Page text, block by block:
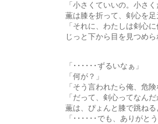
「小さくていいの。小さくたって、
薫は膝を折って、剣心を足元から見
「それに、わたしは剣心に何かあっ
じっと下から目を見つめられて、剣心
「･･････ずるいなぁ」
「何が？」
「そう言われたら俺、危険なこと
「だって、剣心ってなんだか無茶し
薫は、ぴょんと膝で跳ねるようにし
「･･････でも、ありがとう。